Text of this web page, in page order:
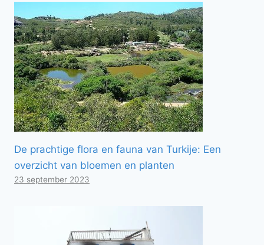
De prachtige flora en fauna van Turkije: Een
overzicht van bloemen en planten
23 september 2023